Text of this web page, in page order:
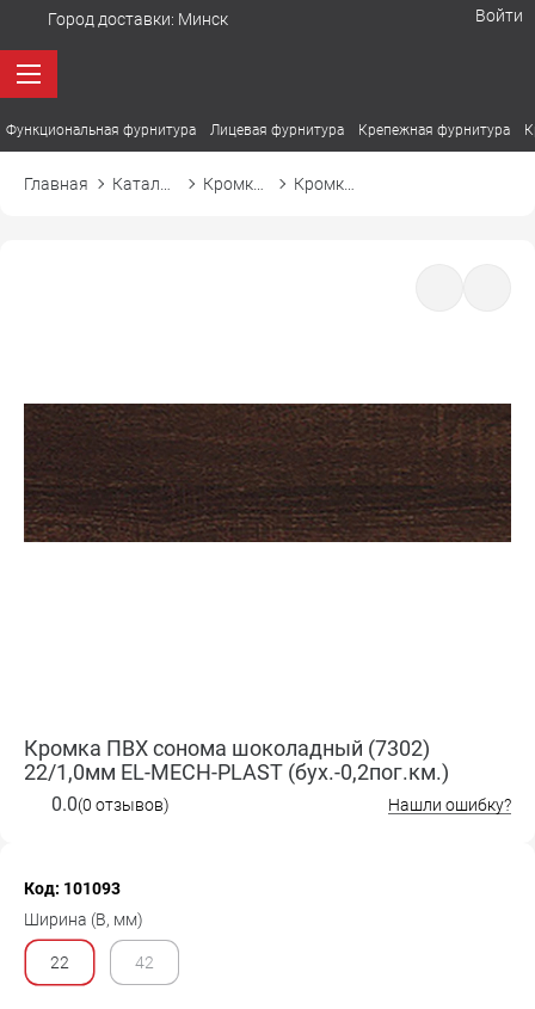
Город доставки: Минск Войти
Функциональная фурнитура Лицевая фурнитура Крепежная фурнитура
Главная
Кромка ПВХ сонома шоколадный (7302)
22/1,0мм EL-MECH-PLAST (бух.-0,2пог.км.)
0.0(0 отзывов) Нашли ошибку?
Код: 101093
Ширина (B, мм)
22 42